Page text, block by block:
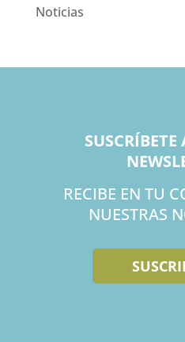
Noticias
RECIBE EN TU
NUESTRAS